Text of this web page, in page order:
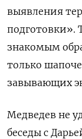
выявления
подготовки».
знакомым
только
завывающих
Медведев не
беседы с